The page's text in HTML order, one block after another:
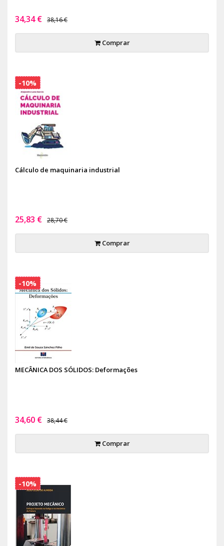
34,34 € 38,16 €
Comprar
Cálculo de maquinaria industrial
25,83 € 28,70 €
Comprar
-10%
MECÂNICA DOS SÓLIDOS: Deformações
34,60 € 38,44 €
Comprar
-10%
-10%